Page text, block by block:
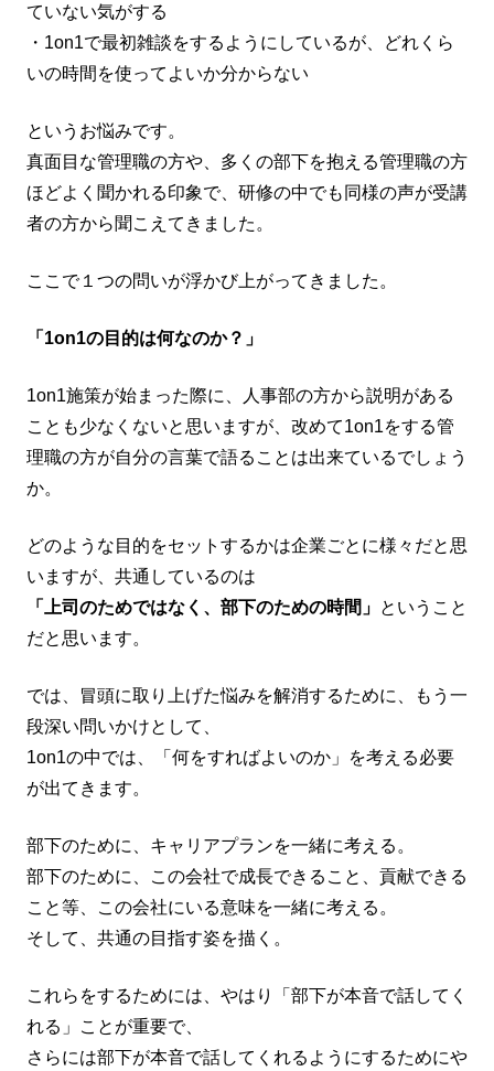
ていない気がする
・1on1で最初雑談をするようにしているが、どれくら
いの時間を使ってよいか分からない
というお悩みです。
真面目な管理職の方や、多くの部下を抱える管理職の方
ほどよく聞かれる印象で、研修の中でも同様の声が受講
者の方から聞こえてきました。
ここで１つの問いが浮かび上がってきました。
「1on1の目的は何なのか？」
1on1施策が始まった際に、人事部の方から説明がある
ことも少なくないと思いますが、改めて1on1をする管
理職の方が自分の言葉で語ることは出来ているでしょう
か。
どのような目的をセットするかは企業ごとに様々だと思
いますが、共通しているのは
「上司のためではなく、部下のための時間」 ということ
だと思います。
では、冒頭に取り上げた悩みを解消するために、もう一
段深い問いかけとして、
1on1の中では、「何をすればよいのか」を考える必要
が出てきます。
部下のために、キャリアプランを一緒に考える。
部下のために、この会社で成長できること、貢献できる
こと等、この会社にいる意味を一緒に考える。
そして、共通の目指す姿を描く。
これらをするためには、やはり「部下が本音で話してく
れる」ことが重要で、
さらには部下が本音で話してくれるようにするためにや